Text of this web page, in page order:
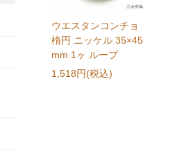
ウエスタンコンチョ
楕円 ニッケル 35×45
mm 1ヶ ループ
1,518円(税込)